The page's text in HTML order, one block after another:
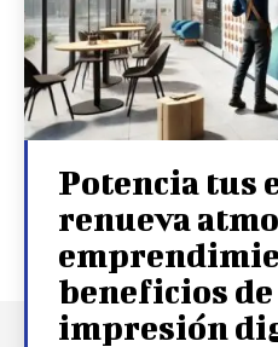
Potencia tus
renueva
beneficios
impresión